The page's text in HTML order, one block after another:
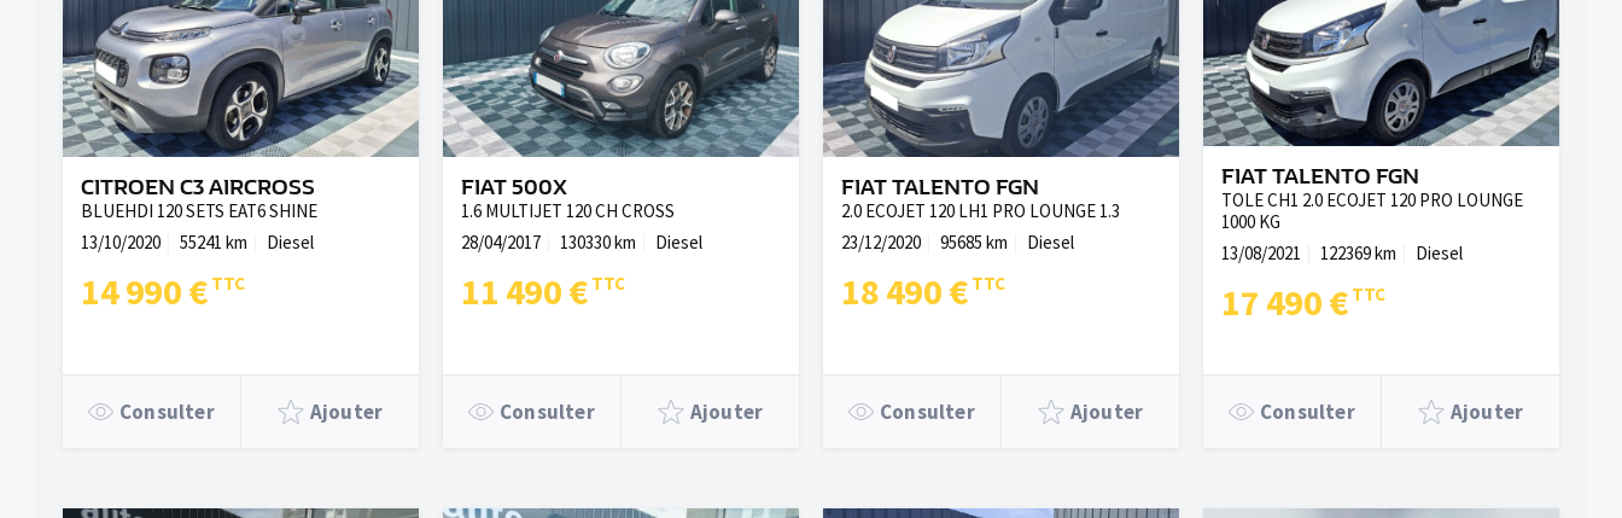
CITROEN C3 AIRCROSS
BLUEHDI 120 SETS EAT6 SHINE
13/10/2020
55241 km Diesel
14 990 €
Consulter Ajouter
FIAT 500X
1.6 MULTIJET 120 CH CROSS
28/04/2017
130330 km Diesel
11 490 €
Consulter Ajouter
FIAT TALENTO FGN
2.0 ECOJET 120 LH1 PRO LOUNGE 1.3
23/12/2020
95685 km Diesel
18 490 €
Consulter Ajouter
FIAT TALENTO FGN
TOLE CH1 2.0 ECOJET 120 PRO LOUNGE
1000 KG
13/08/2021
122369 km Diesel
17 490 €
Consulter Ajouter